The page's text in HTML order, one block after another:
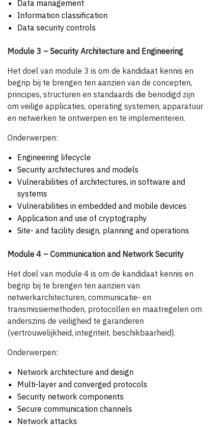
Data management
Information classification
Data security controls
Module 3 – Security Architecture and Engineering
Het doel van module 3 is om de kandidaat kennis en
begrip bij te brengen ten aanzien van de concepten,
principes, structuren en standaards die benodigd zijn
om veilige applicaties, operating systemen, apparatuur
en netwerken te ontwerpen en te implementeren.
Onderwerpen:
Engineering lifecycle
Security architectures and models
Vulnerabilities of architectures, in software and
systems
Vulnerabilities in embedded and mobile devices
Application and use of cryptography
Site- and facility design, planning and operations
Module 4 – Communication and Network Security
Het doel van module 4 is om de kandidaat kennis en
begrip bij te brengen ten aanzien van
netwerkarchitecturen, communicatie- en
transmissiemethoden, protocollen en maatregelen om
anderszins de veiligheid te garanderen
(vertrouwelijkheid, integriteit, beschikbaarheid).
Onderwerpen:
Network architecture and design
Multi-layer and converged protocols
Security network components
Secure communication channels
Network attacks